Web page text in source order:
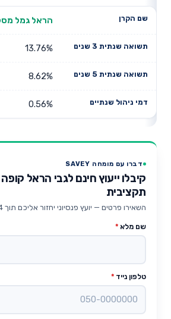
הראל גמל מסלול
13.76%
8.62%
0.56%
דברו עם מומחה SAVEY
קיבלו ייעוץ חינם לגבי הראל
תקציבית
השאירו פרטים — יועץ פנסיוני יחזור אליכם תוך 24 שעות.
שם מלא *
טלפון נייד *